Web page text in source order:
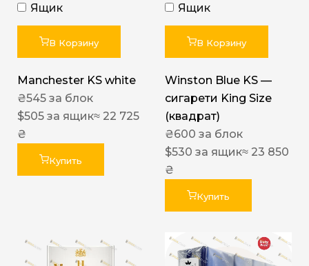
Ящик
В Корзину
Manchester KS white
₴545 за блок
$505 за ящик≈ 22 725
₴
Купить
Ящик
В Корзину
Winston Blue KS —
сигарети King Size
(квадрат)
₴600 за блок
$530 за ящик≈ 23 850
₴
Купить